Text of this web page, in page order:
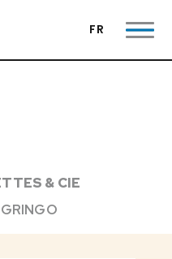
FR
& CIE